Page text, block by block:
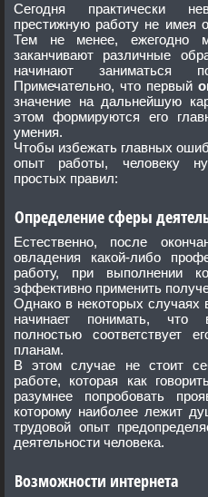
Сегодня практически
престижную работу не имея
Тем не менее, ежегодно множество молодых людей
заканчивают различные
начинают заниматься
Примечательно, что первый
значение на дальнейшую карьеру человека,
этом формируются его
умения.
Чтобы избежать главных
опыт работы, человеку нужно соблюдать несколько
простых правил:
Определение сферы
Естественно, после
овладения какой-либо профессиией, желательно искать
работу, при выполнении которой
эффективно применить
Однако в некоторых случаях в процессе обучения человек
начинает понимать, что
полностью соответствует
планам.
В этом случае не стоит себя заставлять работать на
работе, которая как говориться «не по душе». Намного
разумнее попробовать проявить
которому наиболее лежит
трудовой опыт
деятельности человека.
Возможности интернета